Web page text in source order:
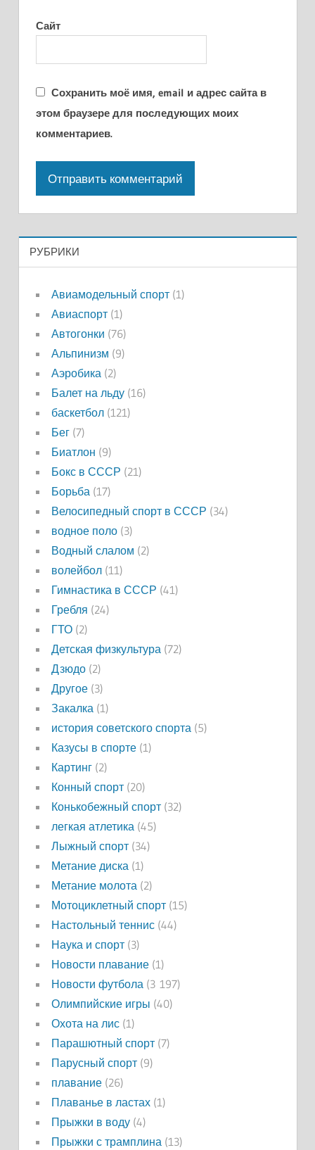
Сайт
Сохранить моё имя, email и адрес сайта в
этом браузере для последующих моих
комментариев.
РУБРИКИ
Авиамодельный спорт(1)
Авиаспорт(1)
Автогонки (76)
Альпинизм (9)
Аэробика(2)
Балет на льду(16)
баскетбол(121)
Бег(7)
Биатлон (9)
Бокс в СССР (21)
Борьба(17)
Велосипедный спорт в СССР (34)
водное поло(3)
Водный слалом (2)
волейбол(11)
Гимнастика в СССР (41)
Гребля (24)
ГТО(2)
Детская физкультура(72)
Дзюдо(2)
Другое(3)
Закалка(1)
история советского спорта(5)
Казусы в спорте(1)
Картинг(2)
Конный спорт(20)
Конькобежный спорт(32)
легкая атлетика(45)
Лыжный спорт(34)
Метание диска(1)
Метание молота(2)
Мотоциклетный спорт(15)
Настольный теннис(44)
Наука и спорт(3)
Новости плавание(1)
Новости футбола(3 197)
Олимпийские игры (40)
Охота на лис(1)
Парашютный спорт(7)
Парусный спорт(9)
плавание(26)
Плаванье в ластах(1)
Прыжки в воду(4)
Прыжки с трамплина(13)